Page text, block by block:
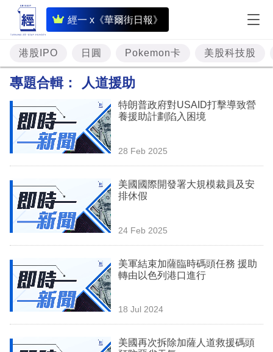
經一 x《華爾街日報》
即
時
財
經
投
資
理
業
科
技
港股IPO 日圓 Pokemon卡 美股科技股
專題合輯： 人道援助
特朗普政府對USAID打擊導致營
養援助計劃陷入困境
28 Feb 2025
美國國際開發署大規模裁員及安
排休假
24 Feb 2025
美軍結束加薩臨時碼頭任務 援助
轉由以色列港口進行
18 Jul 2024
美國再次拆除加薩人道救援碼頭